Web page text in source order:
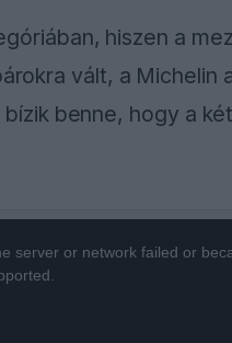
hiszen a
vált, a Michelin
benne, hogy a
server or network failed or